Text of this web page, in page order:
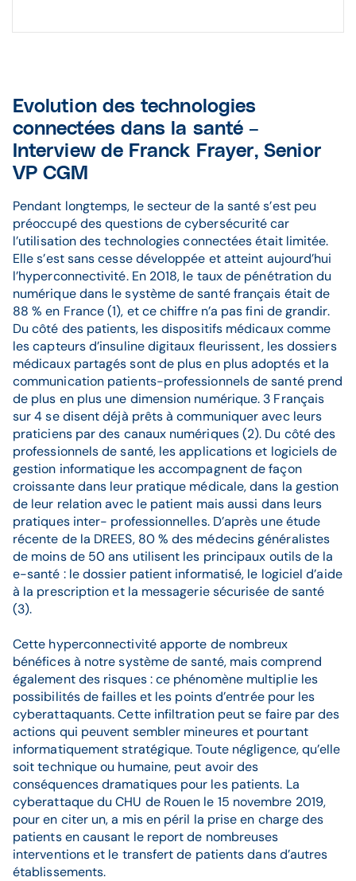
Evolution des technologies
connectées dans la santé –
Interview de Franck Frayer, Senior
VP CGM
Pendant longtemps, le secteur de la santé s’est peu
préoccupé des questions de cybersécurité car
l’utilisation des technologies connectées était limitée.
Elle s’est sans cesse développée et atteint aujourd’hui
l’hyperconnectivité. En 2018, le taux de pénétration du
numérique dans le système de santé français était de
88 % en France (1), et ce chiffre n’a pas fini de grandir.
Du côté des patients, les dispositifs médicaux comme
les capteurs d’insuline digitaux fleurissent, les dossiers
médicaux partagés sont de plus en plus adoptés et la
communication patients-professionnels de santé prend
de plus en plus une dimension numérique. 3 Français
sur 4 se disent déjà prêts à communiquer avec leurs
praticiens par des canaux numériques (2). Du côté des
professionnels de santé, les applications et logiciels de
gestion informatique les accompagnent de façon
croissante dans leur pratique médicale, dans la gestion
de leur relation avec le patient mais aussi dans leurs
pratiques inter- professionnelles. D’après une étude
récente de la DREES, 80 % des médecins généralistes
de moins de 50 ans utilisent les principaux outils de la
e-santé : le dossier patient informatisé, le logiciel d’aide
à la prescription et la messagerie sécurisée de santé
(3).
Cette hyperconnectivité apporte de nombreux
bénéfices à notre système de santé, mais comprend
également des risques : ce phénomène multiplie les
possibilités de failles et les points d’entrée pour les
cyberattaquants. Cette infiltration peut se faire par des
actions qui peuvent sembler mineures et pourtant
informatiquement stratégique. Toute négligence, qu’elle
soit technique ou humaine, peut avoir des
conséquences dramatiques pour les patients. La
cyberattaque du CHU de Rouen le 15 novembre 2019,
pour en citer un, a mis en péril la prise en charge des
patients en causant le report de nombreuses
interventions et le transfert de patients dans d’autres
établissements.